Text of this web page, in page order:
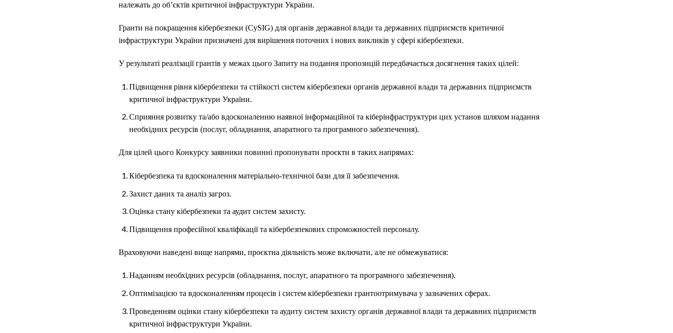
належать до об’єктів критичної інфраструктури України.
Гранти на покращення кібербезпеки (CySIG) для органів державної влади та державних підприємств критичної
інфраструктури України призначені для вирішення поточних і нових викликів у сфері кібербезпеки.
У результаті реалізації грантів у межах цього Запиту на подання пропозицій передбачається досягнення таких цілей:
Підвищення рівня кібербезпеки та стійкості систем кібербезпеки органів державної влади та державних підприємств
критичної інфраструктури України.
Сприяння розвитку та/або вдосконаленню наявної інформаційної та кіберінфраструктури цих установ шляхом надання
необхідних ресурсів (послуг, обладнання, апаратного та програмного забезпечення).
Для цілей цього Конкурсу заявники повинні пропонувати проєкти в таких напрямах:
Кібербезпека та вдосконалення матеріально-технічної бази для її забезпечення.
Захист даних та аналіз загроз.
Оцінка стану кібербезпеки та аудит систем захисту.
Підвищення професійної кваліфікації та кібербезпекових спроможностей персоналу.
Враховуючи наведені вище напрями, проєктна діяльність може включати, але не обмежуватися:
Наданням необхідних ресурсів (обладнання, послуг, апаратного та програмного забезпечення).
Оптимізацією та вдосконаленням процесів і систем кібербезпеки грантоотримувача у зазначених сферах.
Проведенням оцінки стану кібербезпеки та аудиту систем захисту органів державної влади та державних підприємств
критичної інфраструктури України.